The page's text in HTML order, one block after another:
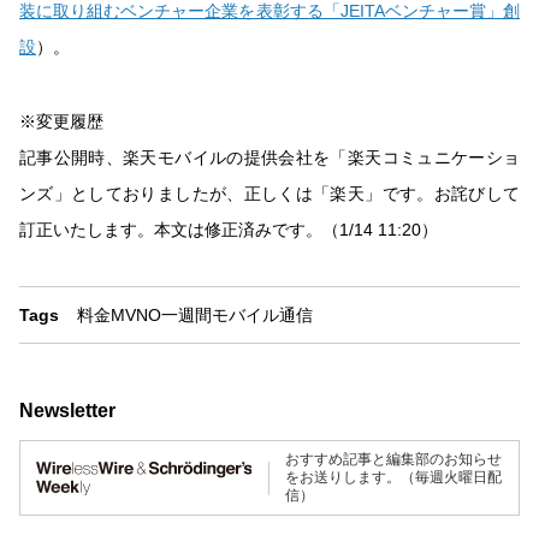
装に取り組むベンチャー企業を表彰する「JEITAベンチャー賞」創
設）。
※変更履歴
記事公開時、楽天モバイルの提供会社を「楽天コミュニケーショ
ンズ」としておりましたが、正しくは「楽天」です。お詫びして
訂正いたします。本文は修正済みです。（1/14 11:20）
Tags 料金MVNO一週間モバイル通信
Newsletter
おすすめ記事と編集部のお知らせ
をお送りします。（毎週火曜日配
信）